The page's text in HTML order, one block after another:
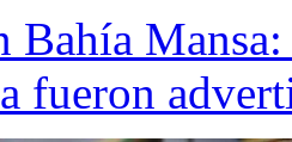
Bahía
fueron